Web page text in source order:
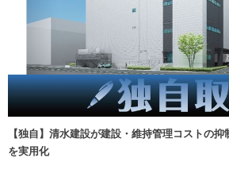
【独自】清水建設が建設・維持管理コストの
を実用化